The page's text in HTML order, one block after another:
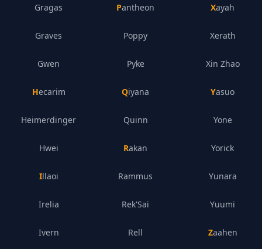
Gragas
Graves
Gwen
Hecarim
Heimerdinger
Hwei
Illaoi
Irelia
Ivern
Pantheon
Poppy
Pyke
Qiyana
Quinn
Rakan
Rammus
Rek'Sai
Rell
Xayah
Xerath
Xin Zhao
Yasuo
Yone
Yorick
Yunara
Yuumi
Zaahen